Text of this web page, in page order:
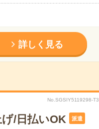
詳しく見る
No.SGSIY5119298-T3
げ/日払いOK 派遣